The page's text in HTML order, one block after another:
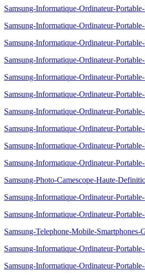
Samsung-Informatique-Ordinateur-
Samsung-Informatique-Ordinateur-
Samsung-Informatique-Ordinateur-
Samsung-Informatique-Ordinateur-
Samsung-Informatique-Ordinateur-
Samsung-Informatique-Ordinateur-
Samsung-Informatique-Ordinateur-
Samsung-Informatique-Ordinateur-
Samsung-Informatique-Ordinateur-
Samsung-Informatique-Ordinateur-
Samsung-Photo-Camescope-Haute-
Samsung-Informatique-Ordinateur-
Samsung-Informatique-Ordinateur-
Samsung-Telephone-Mobile-Smartphones-
Samsung-Informatique-Ordinateur-
Samsung-Informatique-Ordinateur-